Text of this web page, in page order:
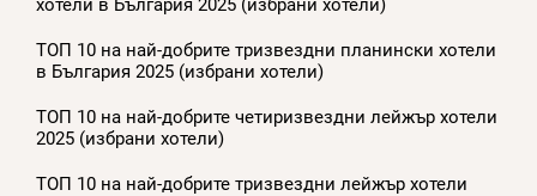
хотели в България 2025 (избрани хотели)
ТОП 10 на най-добрите тризвездни планински хотели
в България 2025 (избрани хотели)
ТОП 10 на най-добрите четиризвездни лейжър хотели
2025 (избрани хотели)
ТОП 10 на най-добрите тризвездни лейжър хотели